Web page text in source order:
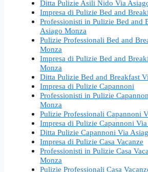
Ditta Pulizie Asili Nido Via
Impresa di Pulizie Bed and
Professionisti in Pulizie Bed and
Asiago Monza
Pulizie Professionali Bed and
Monza
Impresa di Pulizie Bed and
Monza
Ditta Pulizie Bed and Breakfast
Impresa di Pulizie Capannoni
Professionisti in Pulizie
Monza
Pulizie Professionali Capannoni
Impresa di Pulizie Capannoni
Ditta Pulizie Capannoni Via
Impresa di Pulizie Casa Vacanze
Professionisti in Pulizie Casa
Monza
Pulizie Professionali Casa